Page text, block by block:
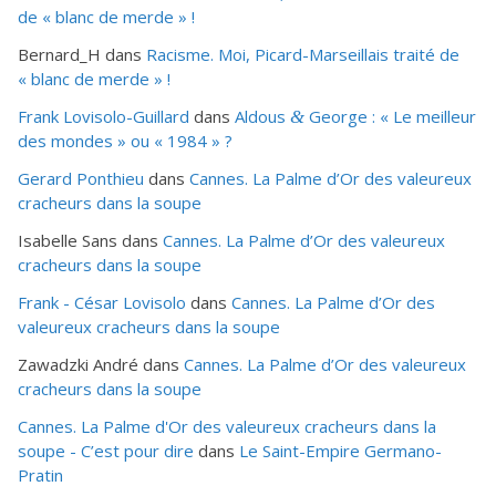
de « blanc de merde » !
Bernard_H dans Racisme. Moi, Picard-Marseillais traité de
« blanc de merde » !
Frank Lovisolo-Guillard dans Aldous & George : « Le meilleur
des mondes » ou « 1984 » ?
Gerard Ponthieu dans Cannes. La Palme d’Or des valeureux
cracheurs dans la soupe
Isabelle Sans dans Cannes. La Palme d’Or des valeureux
cracheurs dans la soupe
Frank - César Lovisolo dans Cannes. La Palme d’Or des
valeureux cracheurs dans la soupe
Zawadzki André dans Cannes. La Palme d’Or des valeureux
cracheurs dans la soupe
Cannes. La Palme d'Or des valeureux cracheurs dans la
soupe - C’est pour dire dans Le Saint-Empire Germano-
Pratin